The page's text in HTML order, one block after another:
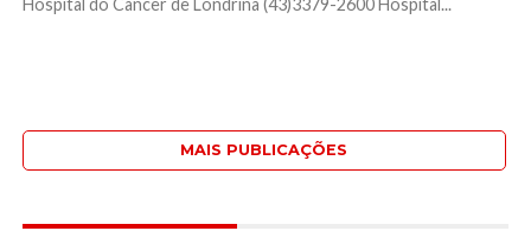
Hospital do Câncer de Londrina (43)3379-2600 Hospital...
MAIS PUBLICAÇÕES